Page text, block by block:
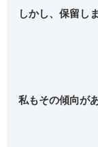
しかし、保留し
私もその傾向が